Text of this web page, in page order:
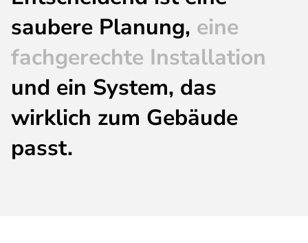
saubere Planung, eine
fachgerechte Installation
und ein System, das
wirklich zum Gebäude
passt.